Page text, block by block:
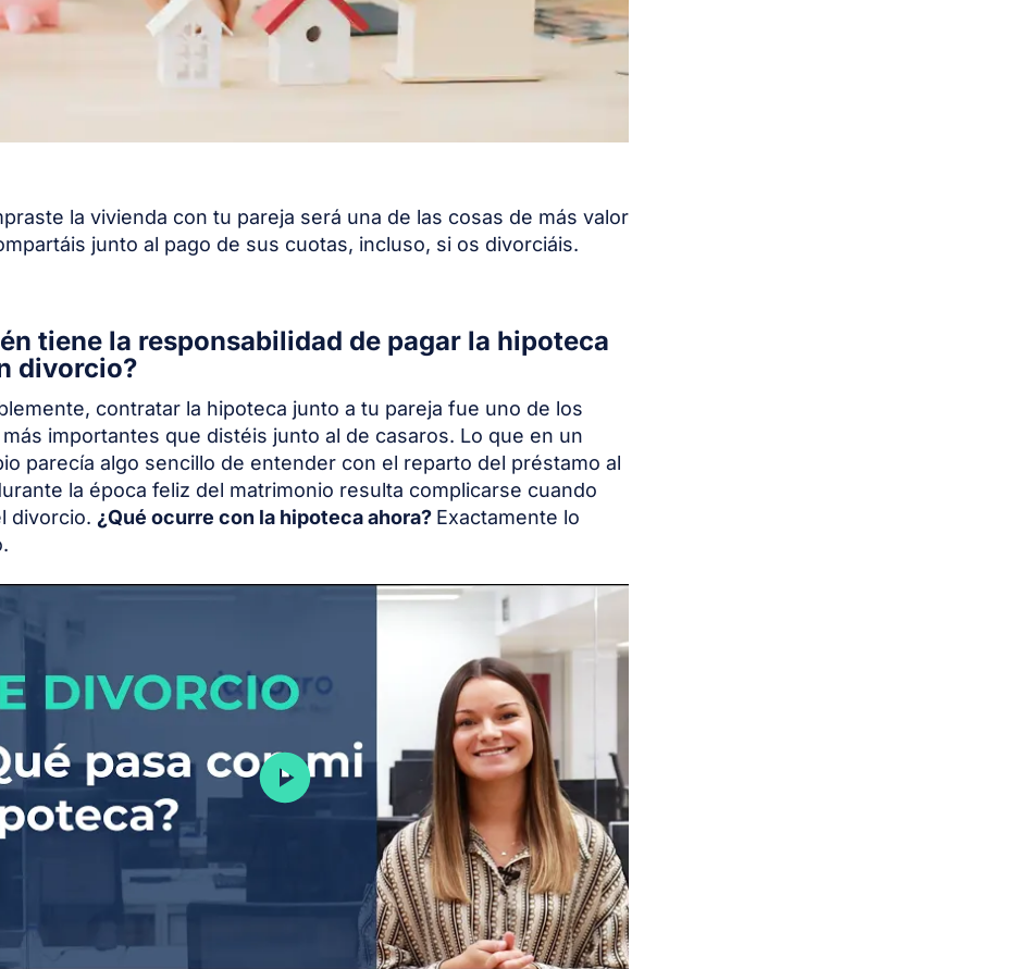
la vivienda con tu pareja será una de las cosas de más valor
junto al pago de sus cuotas, incluso, si os divorciáis.
tiene la responsabilidad de pagar la hipoteca
divorcio?
contratar la hipoteca junto a tu pareja fue uno de los
importantes que distéis junto al de casaros. Lo que en un
parecía algo sencillo de entender con el reparto del préstamo al
la época feliz del matrimonio resulta complicarse cuando
divorcio. ¿Qué ocurre con la hipoteca ahora? Exactamente lo